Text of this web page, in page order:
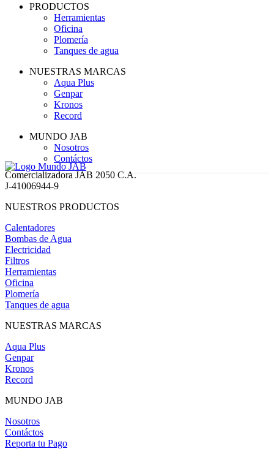
PRODUCTOS
Herramientas
Oficina
Plomería
Tanques de agua
NUESTRAS MARCAS
Aqua Plus
Genpar
Kronos
Record
MUNDO JAB
Nosotros
Contáctos
Comercializadora JAB 2050 C.A.
J-41006944-9
NUESTROS PRODUCTOS
Calentadores
Bombas de Agua
Electricidad
Filtros
Herramientas
Oficina
Plomería
Tanques de agua
NUESTRAS MARCAS
Aqua Plus
Genpar
Kronos
Record
MUNDO JAB
Nosotros
Contáctos
Reporta tu Pago